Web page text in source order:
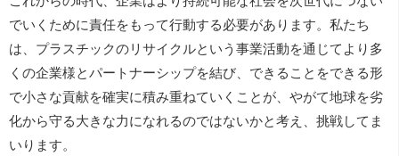
でいくために責任をもって行動する必要があります。私たち
は、プラスチックのリサイクルという事業活動を通じてより多
くの企業様とパートナーシップを結び、できることをできる形
で小さな貢献を確実に積み重ねていくことが、やがて地球を劣
化から守る大きな力になれるのではないかと考え、挑戦してま
いります。